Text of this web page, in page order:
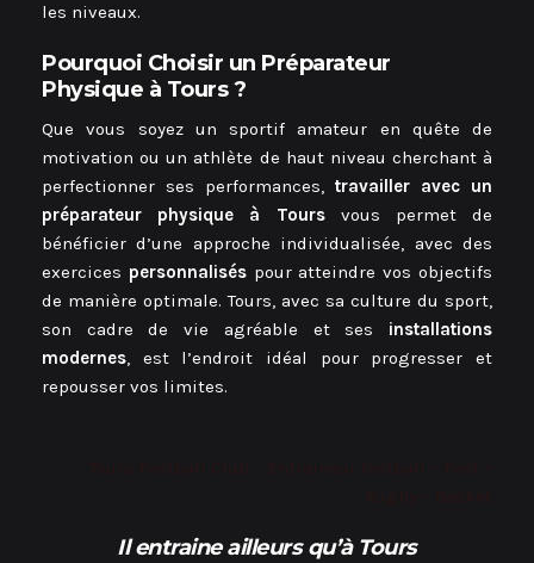
les niveaux.
Pourquoi Choisir un Préparateur
Physique à Tours ?
Que vous soyez un sportif amateur en quête de
motivation ou un athlète de haut niveau cherchant à
perfectionner ses performances, travailler avec un
préparateur physique à Toursvous permet de
bénéficier d’une approche individualisée, avec des
exercices personnaliséspour atteindre vos objectifs
de manière optimale. Tours, avec sa culture du sport,
son cadre de vie agréable et ses installations
modernes, est l’endroit idéal pour progresser et
repousser vos limites.
Il entraine ailleurs qu’à Tours